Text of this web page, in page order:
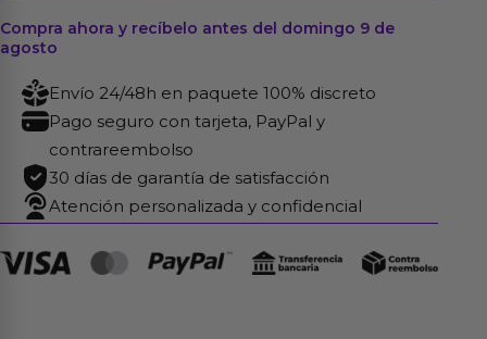
Pene
cantidad
Compra ahora y recíbelo antes del domingo 9 de
agosto
Envío 24/48h en paquete 100% discreto
Pago seguro con tarjeta, PayPal y
contrareembolso
30 días de garantía de satisfacción
Atención personalizada y confidencial